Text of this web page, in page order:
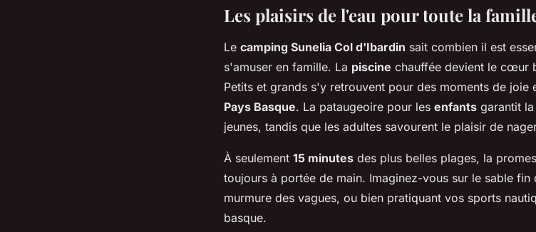
Les plaisirs de l'eau pour toute la
Le camping Sunelia Col d'Ibardin sait combien il est
s'amuser en famille. La piscine chauffée devient le cœur
Petits et grands s'y retrouvent pour des moments de
Pays Basque. La pataugeoire pour les enfants garantit
jeunes, tandis que les adultes savourent le plaisir de
À seulement 15 minutes des plus belles plages, la
toujours à portée de main. Imaginez-vous sur le sable fin
murmure des vagues, ou bien pratiquant vos sports
basque.